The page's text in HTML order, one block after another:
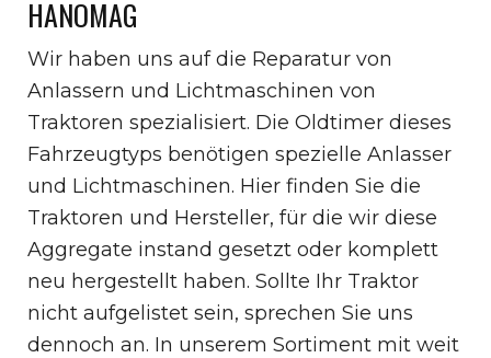
HANOMAG
Wir haben uns auf die Reparatur von
Anlassern und Lichtmaschinen von
Traktoren spezialisiert. Die Oldtimer dieses
Fahrzeugtyps benötigen spezielle Anlasser
und Lichtmaschinen. Hier finden Sie die
Traktoren und Hersteller, für die wir diese
Aggregate instand gesetzt oder komplett
neu hergestellt haben. Sollte Ihr Traktor
nicht aufgelistet sein, sprechen Sie uns
dennoch an. In unserem Sortiment mit weit